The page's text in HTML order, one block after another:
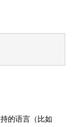
的语言（比如